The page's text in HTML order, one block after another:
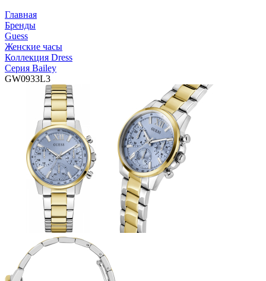
Главная
Бренды
Guess
Женские часы
Коллекция Dress
Серия Bailey
GW0933L3